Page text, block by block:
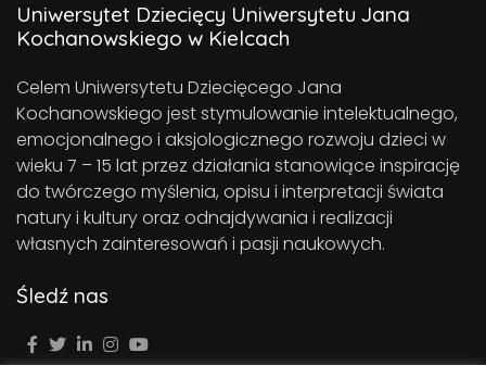
Uniwersytet Dziecięcy Uniwersytetu Jana
Kochanowskiego w Kielcach
Celem Uniwersytetu Dziecięcego Jana
Kochanowskiego jest stymulowanie intelektualnego,
emocjonalnego i aksjologicznego rozwoju dzieci w
wieku 7 – 15 lat przez działania stanowiące inspirację
do twórczego myślenia, opisu i interpretacji świata
natury i kultury oraz odnajdywania i realizacji
własnych zainteresowań i pasji naukowych.
Śledź nas